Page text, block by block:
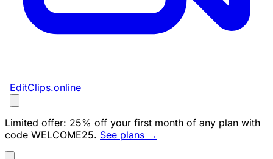
EditClips.online
Limited offer: 25% off your first month of any plan with
code WELCOME25. See plans →